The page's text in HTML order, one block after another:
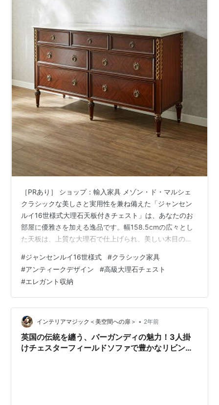
［PRあり］ ショップ：輸入家具 メゾン・ド・マルシェ
クラシックな美しさと実用性を兼ね備えた「ジャンセン
ルイ16世様式大理石天板付きチェスト」は、あなたのお
部屋に優雅さを加える逸品です。幅158.5cmの広々とし
た天板は、上質な大理石で仕上げられ、美しい木目のフ
ット金具で飾られ、クラシックな雰囲気を演出しながら
も、現代の生活に必要な収納力を提供します。 このチェ
ストは、インドネシアで丁寧に作られたJANSENブラン
ドの製品で、クラシックでありながらも、現代の家具と
しての機能性を失わないデザインが特徴です。アンティ
ークスタイルがお好きな方に…
#ジャンセンルイ16世様式 #クラシック家具
#アンティークデザイン #高級大理石チェスト
#エレガント収納
インテリアマジック＜美空間への扉＞ • 2年前
英国の伝統を纏う、バーガンディの魅力！3人掛
けチェスターフィールドソファで豊かなリビング